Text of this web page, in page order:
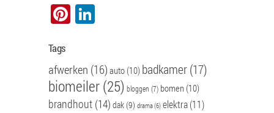
Pinterest
Tags
afwerken (16) auto (10) badkamer(17)
biomeiler(25) bloggen (7) bomen (10)
brandhout (14) dak (9) drama(6) elektra(11)